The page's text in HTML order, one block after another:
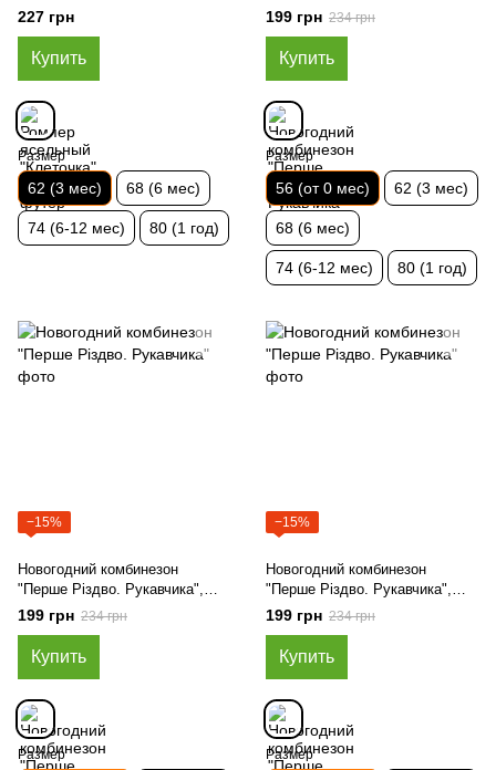
227 грн
Купить
Размер
62 (3 мес) 68 (6 мес)
74 (6-12 мес) 80 (1 год)
Красный, 56 (от 0 мес)
199 грн 234 грн
Купить
Размер
56 (от 0 мес) 62 (3 мес)
68 (6 мес)
74 (6-12 мес) 80 (1 год)
−15%
Новогодний комбинезон
"Перше Різдво. Рукавчика",
Зелёный, 56 (от 0 мес)
199 грн 234 грн
Купить
Размер
−15%
Новогодний комбинезон
"Перше Різдво. Рукавчика",
Синий, 56 (от 0 мес)
199 грн 234 грн
Купить
Размер